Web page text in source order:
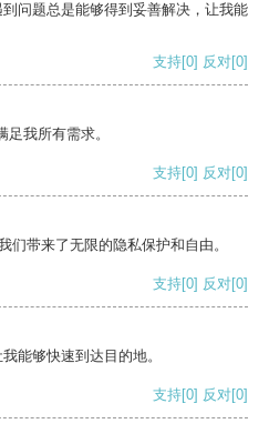
问题总是能够得到妥善解决，让我能
支持[0] 反对[0]
我所有需求。
支持[0] 反对[0]
们带来了无限的隐私保护和自由。
支持[0] 反对[0]
能够快速到达目的地。
支持[0] 反对[0]